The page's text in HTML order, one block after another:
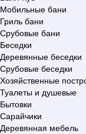
Мобильные бани
Гриль бани
Срубовые бани
Беседки
Деревянные беседки
Срубовые беседки
Хозяйственные
Туалеты и душевые
Бытовки
Сарайчики
Деревянная мебель